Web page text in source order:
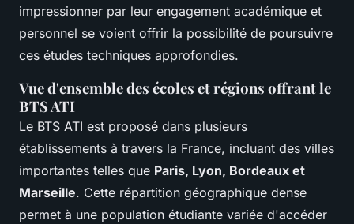
impressionner par leur engagement académique et
personnel se voient offrir la possibilité de poursuivre
ces études techniques approfondies.
Vue d'ensemble des écoles et régions offrant le
BTS ATI
Le BTS ATI est proposé dans plusieurs
établissements à travers la France, incluant des villes
importantes telles que Paris, Lyon, Bordeaux et
Marseille. Cette répartition géographique dense
permet à une population étudiante variée d'accéder